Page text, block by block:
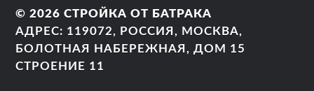
© 2026СТРОЙКА ОТ БАТРАКА
АДРЕС: 119072, РОССИЯ, МОСКВА,
БОЛОТНАЯ НАБЕРЕЖНАЯ, ДОМ 15
СТРОЕНИЕ 11